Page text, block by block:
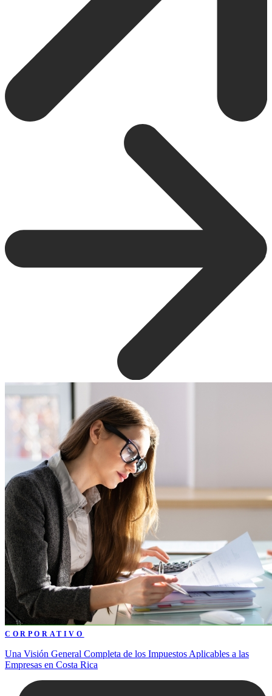
CORPORATIVO
Una Visión General Completa de los Impuestos Aplicables a las
Empresas en Costa Rica